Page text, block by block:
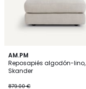
AM.PM
Reposapiés algodón-lino,
Skander
879.00 €
3
Colores